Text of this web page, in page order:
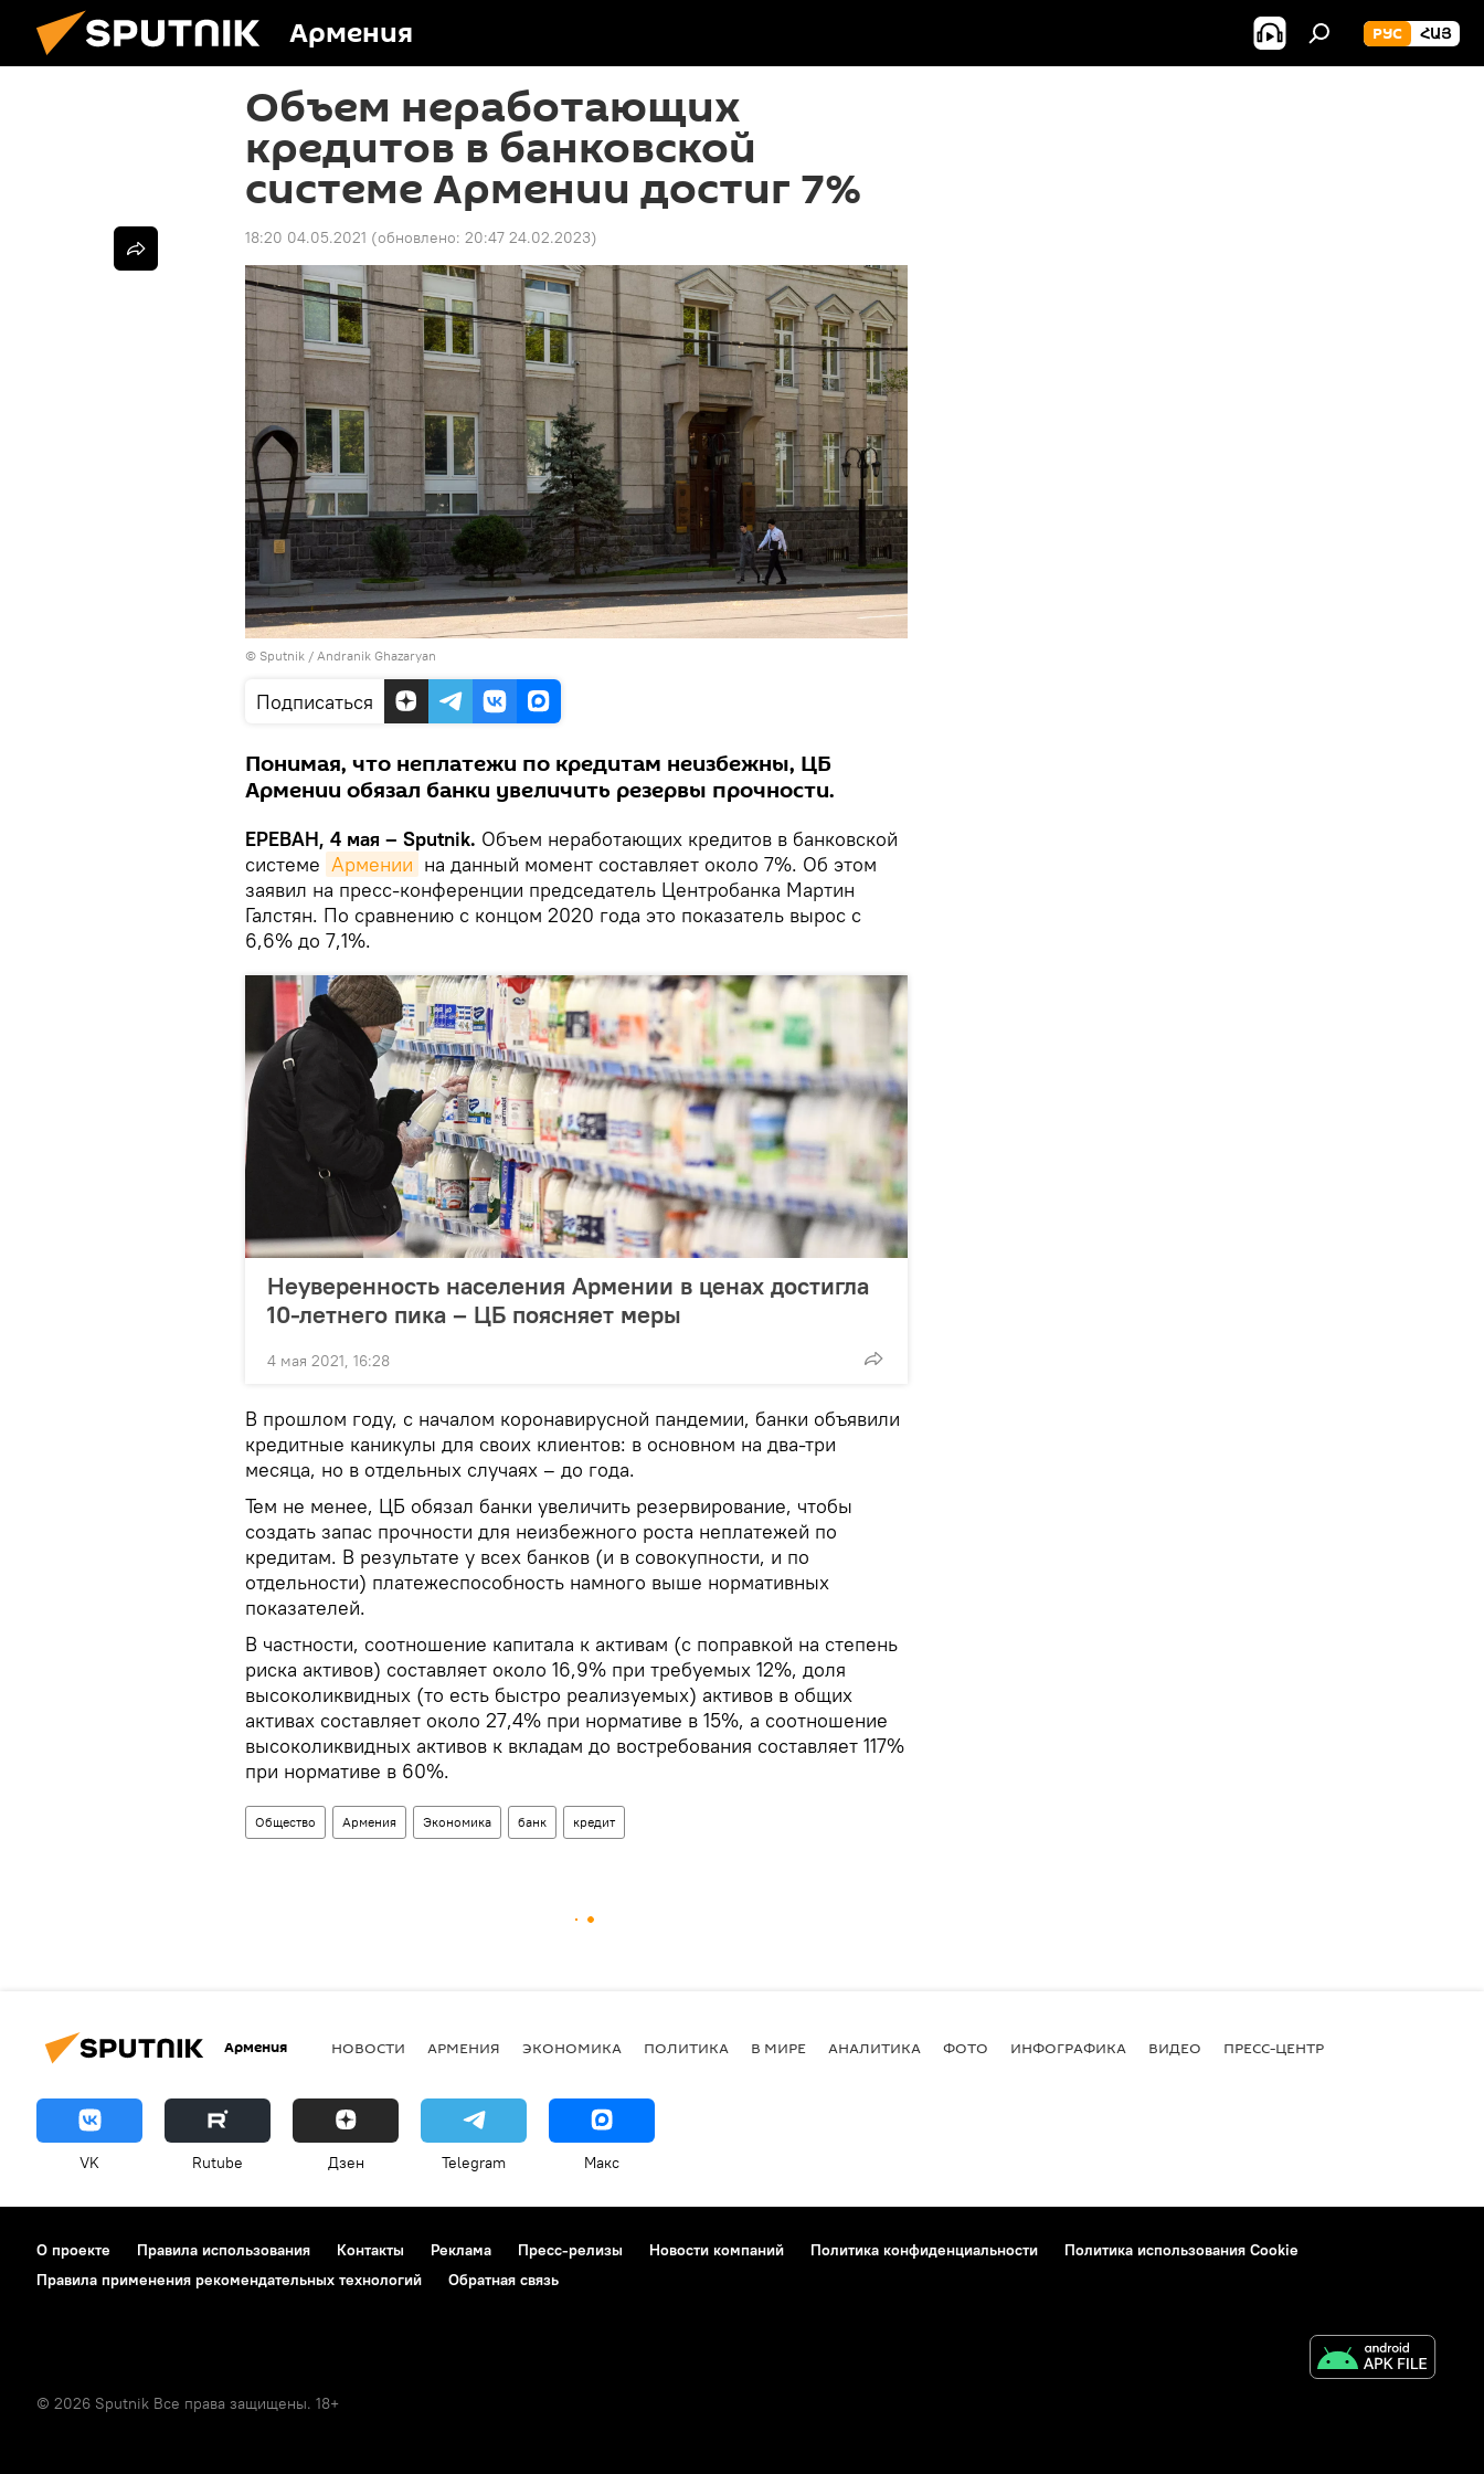
Армения РУС ՀԱՅ
Объем неработающих
кредитов в банковской
системе Армении достиг 7%
18:20 04.05.2021 (обновлено: 20:47 24.02.2023)
© Sputnik / Andranik Ghazaryan
Подписаться
Понимая, что неплатежи по кредитам неизбежны, ЦБ
Армении обязал банки увеличить резервы прочности.
ЕРЕВАН, 4 мая – Sputnik. Объем неработающих кредитов в банковской
системе Армении на данный момент составляет около 7%. Об этом
заявил на пресс-конференции председатель Центробанка Мартин
Галстян. По сравнению с концом 2020 года это показатель вырос с
6,6% до 7,1%.
Неуверенность населения Армении в ценах достигла
10-летнего пика – ЦБ поясняет меры
4 мая 2021, 16:28
В прошлом году, с началом коронавирусной пандемии, банки объявили
кредитные каникулы для своих клиентов: в основном на два-три
месяца, но в отдельных случаях – до года.
Тем не менее, ЦБ обязал банки увеличить резервирование, чтобы
создать запас прочности для неизбежного роста неплатежей по
кредитам. В результате у всех банков (и в совокупности, и по
отдельности) платежеспособность намного выше нормативных
показателей.
В частности, соотношение капитала к активам (с поправкой на степень
риска активов) составляет около 16,9% при требуемых 12%, доля
высоколиквидных (то есть быстро реализуемых) активов в общих
активах составляет около 27,4% при нормативе в 15%, а соотношение
высоколиквидных активов к вкладам до востребования составляет 117%
при нормативе в 60%.
Общество Армения Экономика банк кредит
Армения НОВОСТИ АРМЕНИЯ ЭКОНОМИКА ПОЛИТИКА В МИРЕ АНАЛИТИКА ФОТО ИНФОГРАФИКА ВИДЕО ПРЕСС-ЦЕНТР
VK Rutube Дзен Telegram Макс
О проекте Правила использования Контакты Реклама Пресс-релизы Новости компаний Политика конфиденциальности
Политика использования Cookie
Правила применения рекомендательных технологий
Обратная связь
© 2026 Sputnik Все права защищены. 18+